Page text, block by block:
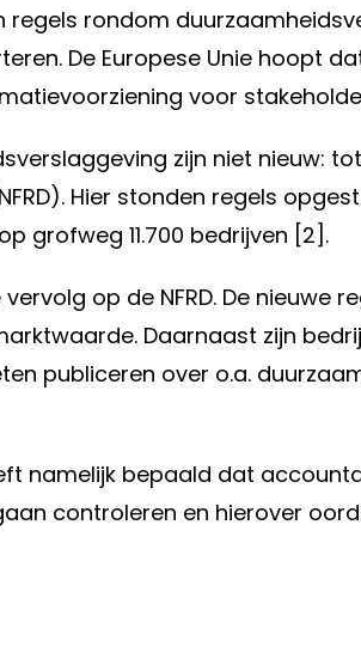
regels rondom
De Europese Unie hoopt
voor
zijn niet nieuw:
Hier stonden regels
grofweg 11.700 bedrijven [2].
op de NFRD. De
Daarnaast zijn
publiceren over o.a.
namelijk bepaald dat
controleren en hierover